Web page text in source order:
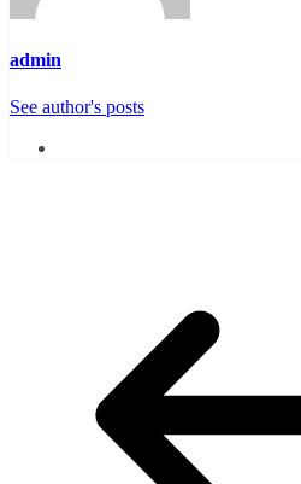
admin
See author's posts